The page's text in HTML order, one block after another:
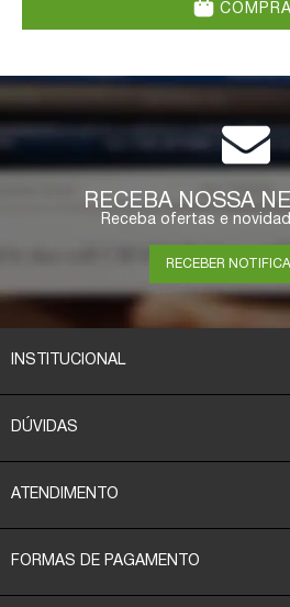
RECEBA NOSSA
Receba ofertas e
RECEBER
INSTITUCIONAL
DÚVIDAS
ATENDIMENTO
FORMAS DE PAGAMENTO